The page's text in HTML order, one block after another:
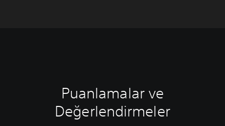
Puanlamalar ve
Değerlendirmeler